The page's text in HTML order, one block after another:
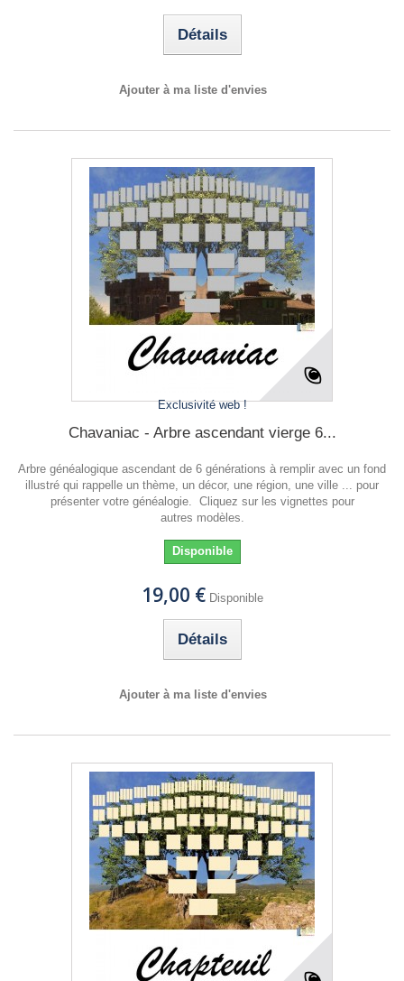
Détails
Ajouter à ma liste d'envies
Exclusivité web !
Chavaniac - Arbre ascendant vierge 6...
Arbre généalogique ascendant de 6 générations à remplir avec un fond
illustré qui rappelle un thème, un décor, une région, une ville ... pour
présenter votre généalogie. Cliquez sur les vignettes pour
autres modèles.
Disponible
19,00 € Disponible
Détails
Ajouter à ma liste d'envies